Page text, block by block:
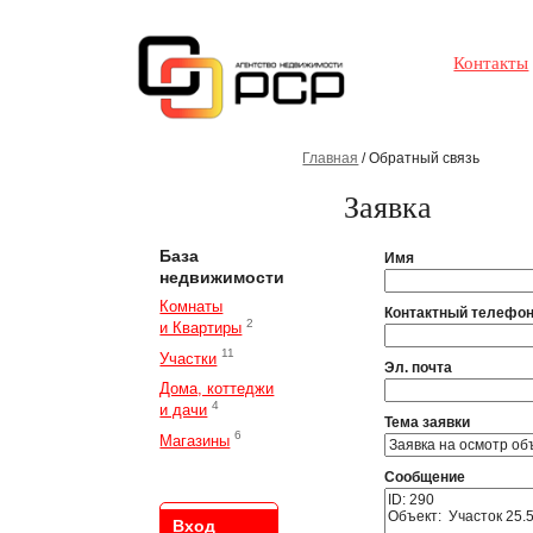
Контакты
База
недвижимости
Комнаты
и Квартиры 2
Участки 11
Дома, коттеджи
и дачи 4
Магазины 6
Вход
Главная / Обратный связь
Заявка
Имя
Контактный телефон
Эл. почта
Тема заявки
Сообщение